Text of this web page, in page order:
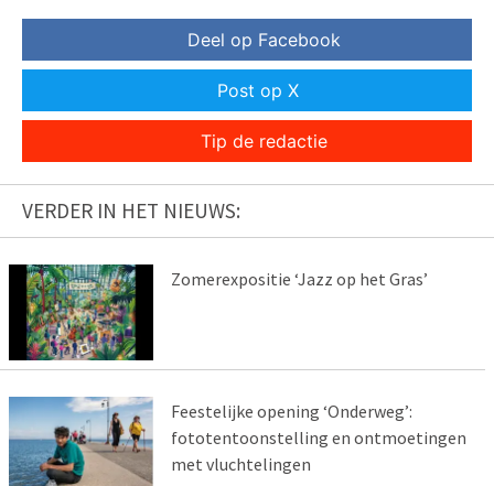
Deel op Facebook
Post op X
Tip de redactie
VERDER IN HET NIEUWS:
Zomerexpositie ‘Jazz op het Gras’
Feestelijke opening ‘Onderweg’:
fototentoonstelling en ontmoetingen
met vluchtelingen